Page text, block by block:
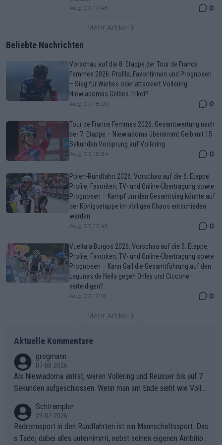
Aug 07, 17:45 0
Mehr Artikel
Beliebte Nachrichten
Vorschau auf die 8. Etappe der Tour de France
Femmes 2026: Profile, Favoritinnen und Prognosen
– Sieg für Wiebes oder attackiert Vollering
Niewiadomas Gelbes Trikot?
Aug 07, 18:09 0
Tour de France Femmes 2026: Gesamtwertung nach
der 7. Etappe – Niewiadoma übernimmt Gelb mit 15
Sekunden Vorsprung auf Vollering
Aug 07, 18:34 0
Polen-Rundfahrt 2026: Vorschau auf die 6. Etappe,
Profile, Favoriten, TV- und Online-Übertragung sowie
Prognosen – Kampf um den Gesamtsieg könnte auf
der Königsetappe im völligen Chaos entschieden
werden
Aug 07, 17:45 0
Vuelta a Burgos 2026: Vorschau auf die 5. Etappe,
Profile, Favoriten, TV- und Online-Übertragung sowie
Prognosen – Kann Gall die Gesamtführung auf den
Lagunas de Neila gegen Onley und Ciccone
verteidigen?
Aug 07, 17:16 0
Mehr Artikel
Aktuelle Kommentare
gregmann
07-08-2026
Als Niewiadoma antrat, waren Vollering und Reusser bis auf 7
Sekunden aufgeschlossen. Wenn man am Ende sieht wie Voller
ering die 7 Sekunden zu Niewiadoma nicht geschlossen hat un
d den Abstand hat anwachsen lassen. Ein schwerer taktischer
Fehler, der den Tour Sieg kosten wird.Diese Beobachtung trifft
Schtrampler
29-07-2026
Radrennsport in den Rundfahrten ist ein Mannschaftssport. Das
s Tadej dabei alles unternimmt, nebst seinen eigenen Ambition